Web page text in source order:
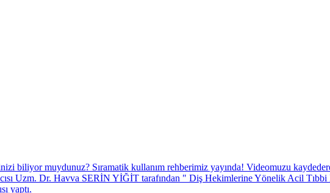
biliyor muydunuz? ​Sıramatik kullanım rehberimiz yayında! Videomuzu
Uzm. Dr. Havva SERİN YİĞİT tarafından " Diş Hekimlerine Yönelik Acil
yaptı.